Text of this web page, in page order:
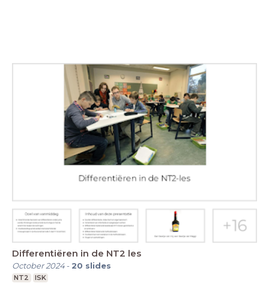
Differentiëren in de NT2 les
October 2024- 20 slides
NT2 ISK